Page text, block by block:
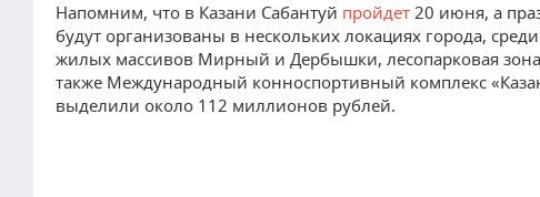
Напомним, что в Казани Сабантуй пройдет 20 июня, а
будут организованы в нескольких локациях города,
жилых массивов Мирный и Дербышки, лесопарковая зона
также Международный конноспортивный комплекс
выделили около 112 миллионов рублей.